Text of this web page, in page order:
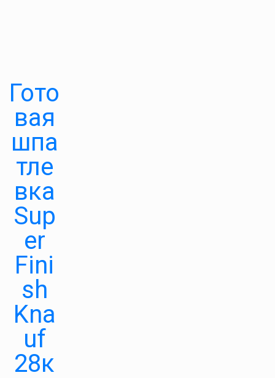
Гото
вая
шпа
тле
вка
Sup
er
Fini
sh
Kna
uf
28к